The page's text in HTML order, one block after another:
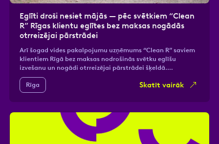
Eglīti droši nesiet mājās — pēc svētkiem “Clean
R” Rīgas klientu eglītes bez maksas nogādās
otrreizējai pārstrādei
Arī šogad vides pakalpojumu uzņēmums “Clean R” saviem
klientiem Rīgā bez maksas nodrošinās svētku eglīšu
izvešanu un nogādi otrreizējai pārstrādei šķeldā.…
Rīga Skatīt vairāk